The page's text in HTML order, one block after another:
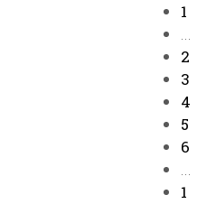
1
...
2
3
4
5
6
...
1